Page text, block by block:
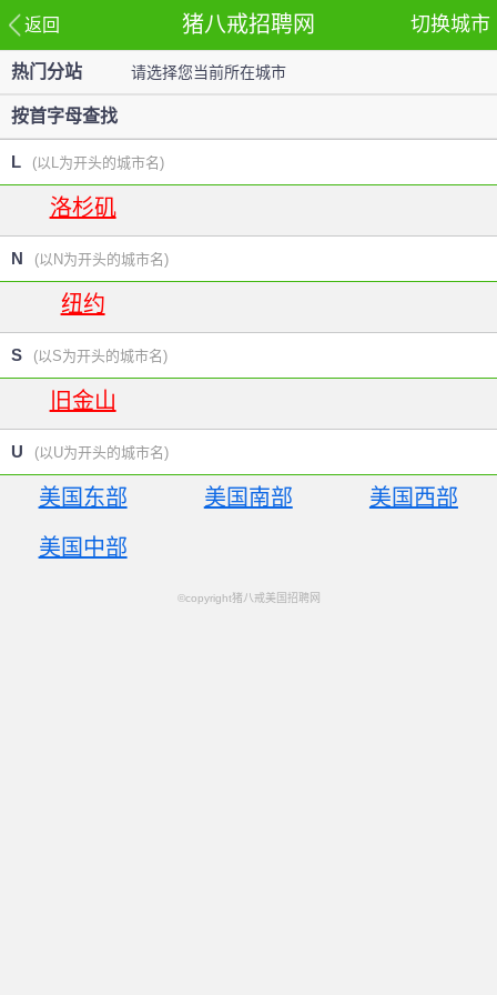
返回 切换城市
猪八戒招聘网
热门分站 请选择您当前所在城市
按首字母查找
L (以L为开头的城市名)
洛杉矶
N (以N为开头的城市名)
纽约
S (以S为开头的城市名)
旧金山
U (以U为开头的城市名)
美国东部 美国南部 美国西部
美国中部
©copyright猪八戒美国招聘网